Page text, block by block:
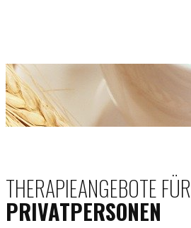
THERAPIEANGEBOTE FÜR
PRIVATPERSONEN